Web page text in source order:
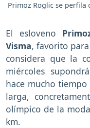
Primoz Roglic se perfila
El esloveno
Visma, favorito
considera que la
miércoles
hace mucho
larga,
olímpico de la
km.